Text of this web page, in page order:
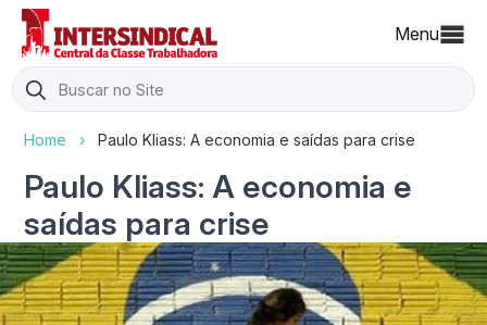
Menu
Search
for:
Home › Paulo Kliass: A economia e saídas para crise
Paulo Kliass: A economia e
saídas para crise